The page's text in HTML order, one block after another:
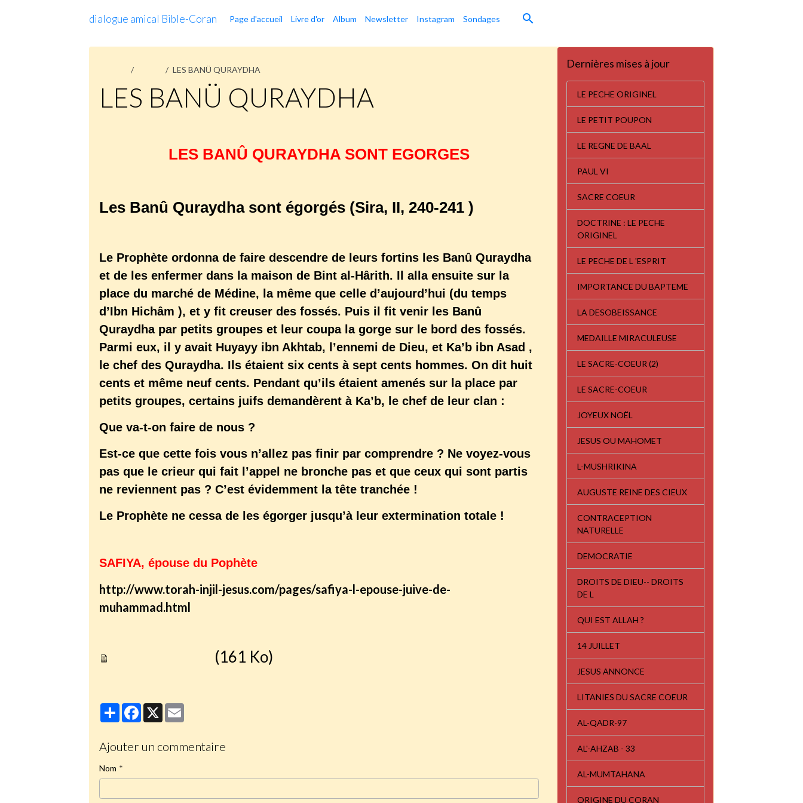
dialogue amical Bible-Coran Page d'accueil Livre d'or Album Newsletter Instagram Sondages
LES BANÜ QURAYDHA
LES BANÜ QURAYDHA
LES BANÛ QURAYDHA SONT EGORGES
Les Banû Quraydha sont égorgés (Sira, II, 240-241 )
Le Prophète ordonna de faire descendre de leurs fortins les Banû Quraydha
et de les enfermer dans la maison de Bint al-Hârith. Il alla ensuite sur la
place du marché de Médine, la même que celle d’aujourd’hui (du temps
d’Ibn Hichâm ), et y fit creuser des fossés. Puis il fit venir les Banû
Quraydha par petits groupes et leur coupa la gorge sur le bord des fossés.
Parmi eux, il y avait Huyayy ibn Akhtab, l’ennemi de Dieu, et Ka’b ibn Asad ,
le chef des Quraydha. Ils étaient six cents à sept cents hommes. On dit huit
cents et même neuf cents. Pendant qu’ils étaient amenés sur la place par
petits groupes, certains juifs demandèrent à Ka’b, le chef de leur clan :
Que va-t-on faire de nous ?
Est-ce que cette fois vous n’allez pas finir par comprendre ? Ne voyez-vous
pas que le crieur qui fait l’appel ne bronche pas et que ceux qui sont partis
ne reviennent pas ? C’est évidemment la tête tranchée !
Le Prophète ne cessa de les égorger jusqu’à leur extermination totale !
SAFIYA, épouse du Pophète
http://www.torah-injil-jesus.com/pages/safiya-l-epouse-juive-de-
muhammad.html
(161 Ko)
PartagerFacebook
X
Ajouter un commentaire
Nom
Dernières mises à jour
LE PECHE ORIGINEL
LE PETIT POUPON
LE REGNE DE BAAL
PAUL VI
SACRE COEUR
DOCTRINE : LE PECHE
ORIGINEL
LE PECHE DE L 'ESPRIT
IMPORTANCE DU BAPTEME
LA DESOBEISSANCE
MEDAILLE MIRACULEUSE
LE SACRE-COEUR (2)
LE SACRE-COEUR
JOYEUX NOËL
JESUS OU MAHOMET
L-MUSHRIKINA
AUGUSTE REINE DES CIEUX
CONTRACEPTION
NATURELLE
DEMOCRATIE
DROITS DE DIEU-- DROITS
DE L
QUI EST ALLAH ?
14 JUILLET
JESUS ANNONCE
LITANIES DU SACRE COEUR
AL-QADR-97
AL'-AHZAB - 33
AL-MUMTAHANA
ORIGINE DU CORAN